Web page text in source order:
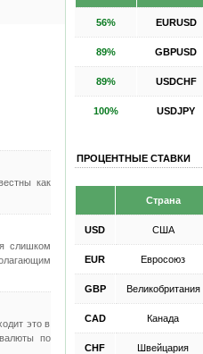
как
слишком
это в
по
56% EURUSD
89% GBPUSD
89% USDCHF
100% USDJPY
ПРОЦЕНТНЫЕ СТАВКИ
Страна
USD США
EUR Евросоюз
GBP Великобритания
CAD Канада
CHF Швейцария